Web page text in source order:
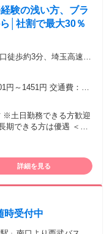
験の浅い方、ブラ
│社割で最大30％
徒歩約3分、埼玉高速鉄
鉄道線 戸塚安行1番口
円～1451円 交通費：交
※土日勤務できる方歓迎
きる方は優遇 ＜こ
（主夫） ・20代、30
70歳まで）
詳細を見る
時受付中